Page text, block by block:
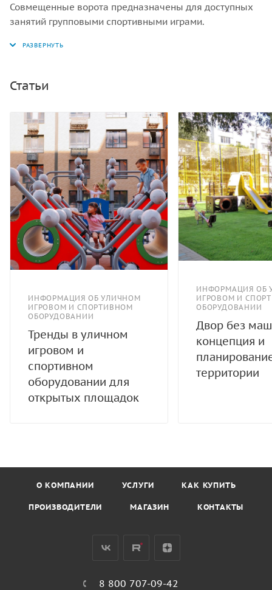
Совмещенные ворота предназначены для доступных
занятий групповыми спортивными играми.
Статьи
ИНФОРМАЦИЯ ОБ УЛИЧНОМ
ИГРОВОМ И СПОРТИВНОМ
ОБОРУДОВАНИИ
Тренды в уличном
игровом и
спортивном
оборудовании для
открытых площадок
ИНФОРМАЦИЯ ОБ
ИГРОВОМ И
ОБОРУДОВАНИИ
Двор без
концепция и
территории
О КОМПАНИИ УСЛУГИ КАК КУПИТЬ
ПРОИЗВОДИТЕЛИ МАГАЗИН КОНТАКТЫ
8 800 707-09-42